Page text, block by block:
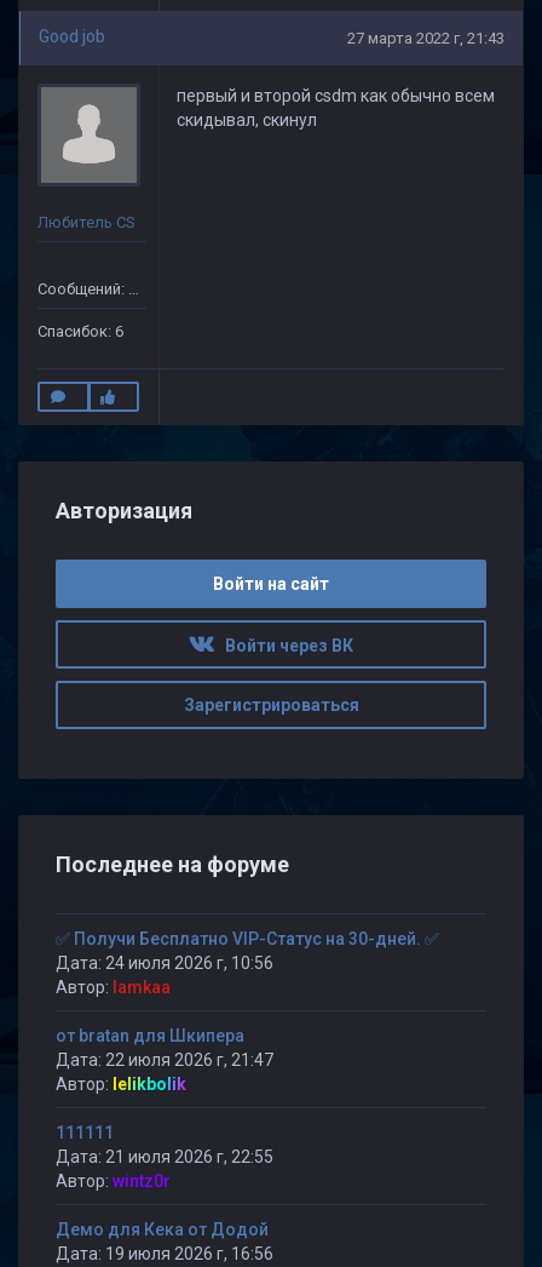
Good job 27 марта 2022 г, 21:43
Любитель CS
Сообщений: 47
Спасибок: 6
первый и второй csdm как обычно всем
скидывал, скинул
Авторизация
Войти на сайт
Войти через ВК
Зарегистрироваться
Последнее на форуме
✅ Получи Бесплатно VIP-Статус на 30-дней. ✅
Дата: 24 июля 2026 г, 10:56
Автор: lamkaa
от bratan для Шкипера
Дата: 22 июля 2026 г, 21:47
Автор: lelikbolik
111111
Дата: 21 июля 2026 г, 22:55
Автор: wintz0r
Демо для Кека от Додой
Дата: 19 июля 2026 г, 16:56